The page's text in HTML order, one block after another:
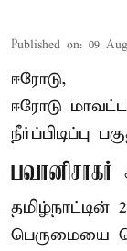
Published on: 09
ஈரோடு,
ஈரோடு
நீர்ப்பிடிப்பு
பெருமையை